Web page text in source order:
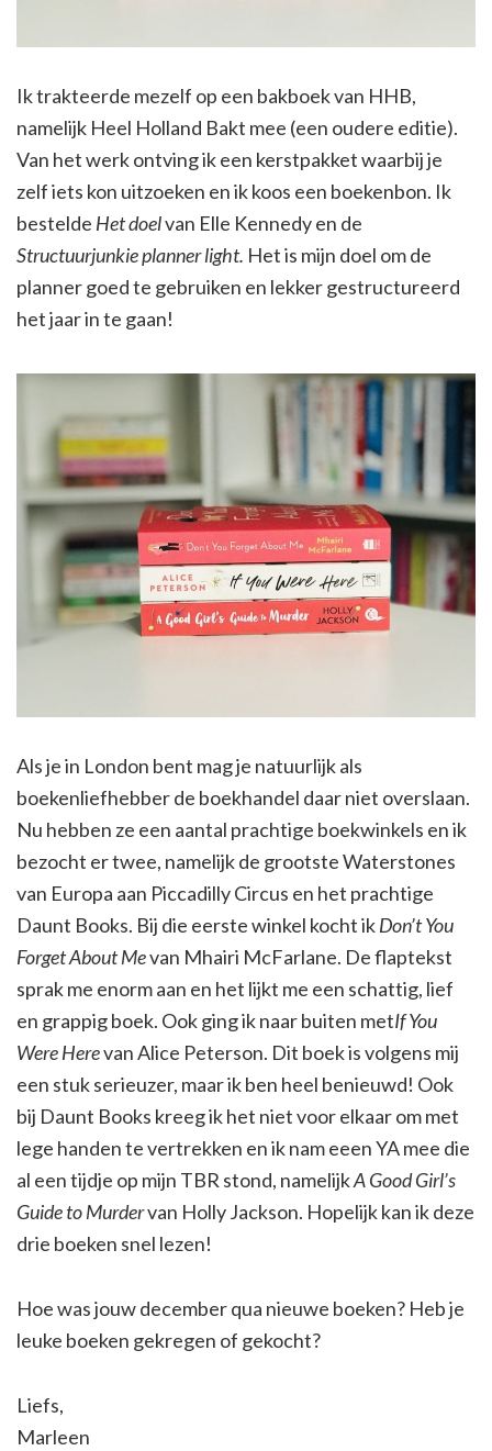
Ik trakteerde mezelf op een bakboek van HHB,
namelijk Heel Holland Bakt mee (een oudere editie).
Van het werk ontving ik een kerstpakket waarbij je
zelf iets kon uitzoeken en ik koos een boekenbon. Ik
bestelde Het doelvan Elle Kennedy en de
Structuurjunkie planner light. Het is mijn doel om de
planner goed te gebruiken en lekker gestructureerd
het jaar in te gaan!
Als je in London bent mag je natuurlijk als
boekenliefhebber de boekhandel daar niet overslaan.
Nu hebben ze een aantal prachtige boekwinkels en ik
bezocht er twee, namelijk de grootste Waterstones
van Europa aan Piccadilly Circus en het prachtige
Daunt Books. Bij die eerste winkel kocht ikDon’t You
Forget About Mevan Mhairi McFarlane. De flaptekst
sprak me enorm aan en het lijkt me een schattig, lief
en grappig boek. Ook ging ik naar buiten metIf You
Were Herevan Alice Peterson. Dit boek is volgens mij
een stuk serieuzer, maar ik ben heel benieuwd! Ook
bij Daunt Books kreeg ik het niet voor elkaar om met
lege handen te vertrekken en ik nam eeen YA mee die
al een tijdje op mijn TBR stond, namelijkA Good Girl’s
Guide to Murdervan Holly Jackson. Hopelijk kan ik deze
drie boeken snel lezen!
Hoe was jouw december qua nieuwe boeken? Heb je
leuke boeken gekregen of gekocht?
Liefs,
Marleen